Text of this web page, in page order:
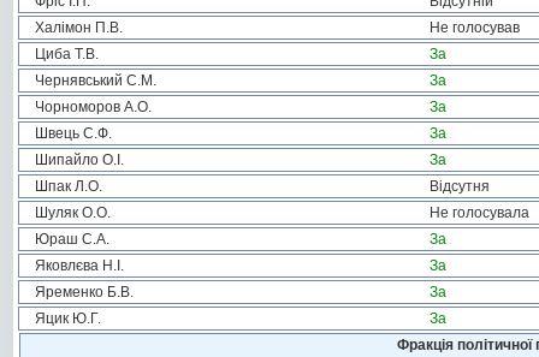
Халімон П.В.
Не голосував
Циба Т.В.
За
Чернявський С.М.
За
Чорноморов А.О.
За
Швець С.Ф.
За
Шипайло О.І.
За
Шпак Л.О.
Відсутня
Шуляк О.О.
Не голосувала
Юраш С.А.
За
Яковлєва Н.І.
За
Яременко Б.В.
За
Яцик Ю.Г.
За
Фракція